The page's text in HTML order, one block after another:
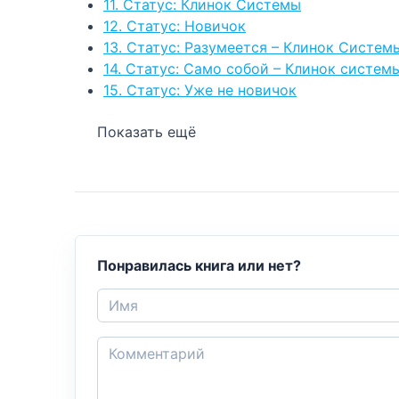
11. Статус: Клинок Системы
12. Статус: Новичок
13. Статус: Разумеется – Клинок
14. Статус: Само собой – Клинок
15. Статус: Уже не новичок
Показать ещё
Понравилась книга или нет?